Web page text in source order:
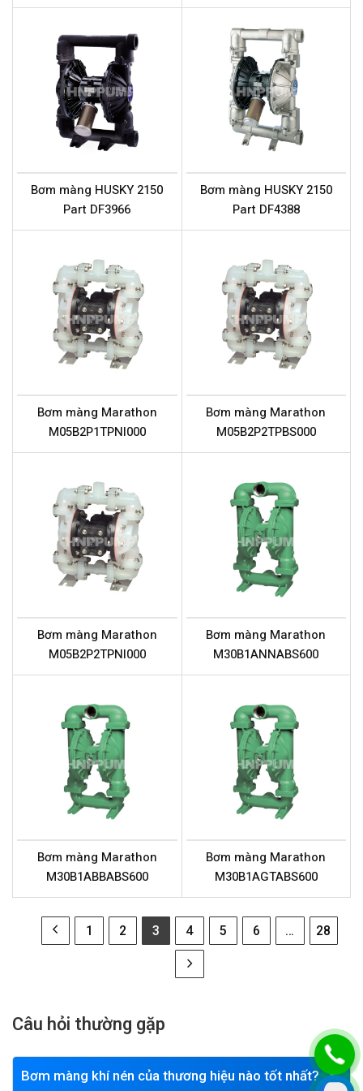
Bơm màng HUSKY 2150
Part DF3966
Bơm màng HUSKY 2150
Part DF4388
Bơm màng Marathon
M05B2P1TPNI000
Bơm màng Marathon
M05B2P2TPBS000
Bơm màng Marathon
M05B2P2TPNI000
Bơm màng Marathon
M30B1ANNABS600
Bơm màng Marathon
M30B1ABBABS600
Bơm màng Marathon
M30B1AGTABS600
1 2 3 4 5 6 … 28
Câu hỏi thường gặp
Bơm màng khí nén của thương hiệu nào tốt nhất? ▼